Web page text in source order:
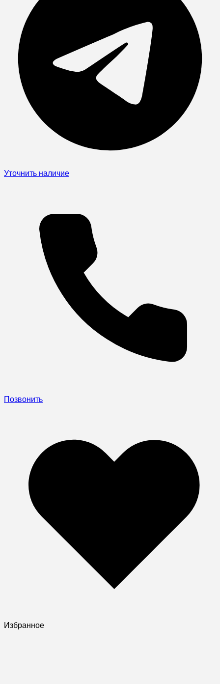
Уточнить наличие
Позвонить
Избранное